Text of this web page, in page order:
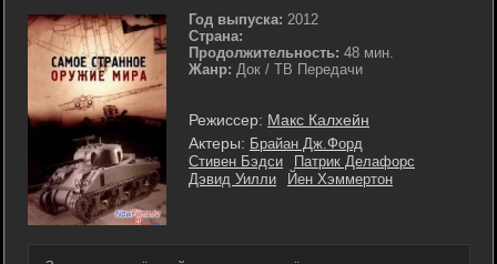
Год выпуска: 2012
Страна:
Продолжительность: 48 мин.
Жанр: Док / ТВ Передачи
Режиссер: Макс Калхейн
Актеры: Брайан Дж.Форд
Стивен Бэдси
Патрик Делафорс
Дэвид Уилли
Йен Хэммертон